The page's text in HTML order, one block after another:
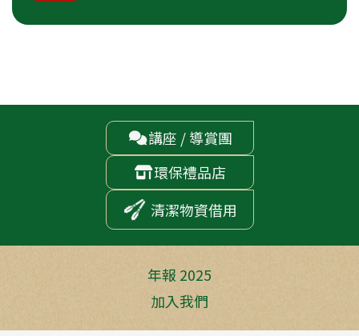
講座 / 導賞團
環保禮品店
清潔物資借用
年報 2025
加入我們